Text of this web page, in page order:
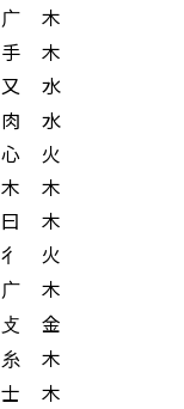
广
木
手
木
又
水
肉
水
心
火
木
木
曰
木
彳
火
广
木
攴
金
糸
木
士
木